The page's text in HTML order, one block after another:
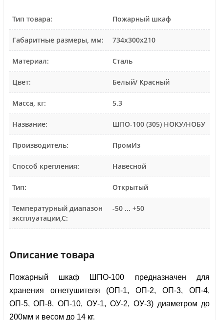
Тип товара: Пожарный шкаф
Габаритные размеры, мм: 734х300х210
Материал: Сталь
Цвет: Белый/ Красный
Масса, кг: 5.3
Название: ШПО-100 (305) НОКУ/НОБУ
Производитель: ПромИз
Способ крепления: Навесной
Тип: Открытый
Температурный диапазон
эксплуатации,С:
-50 ... +50
Описание товара
Пожарный шкаф ШПО-100 предназначен для
хранения огнетушителя (ОП-1, ОП-2, ОП-3, ОП-4,
ОП-5, ОП-8, ОП-10, ОУ-1, ОУ-2, ОУ-3) диаметром до
200мм и весом до 14 кг.